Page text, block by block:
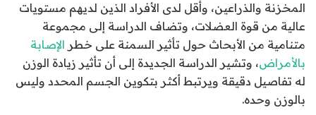
المخزنة والذراعين، وأقل لدى الأفراد الذين لديهم مستويات
عالية من قوة العضلات، وتضاف الدراسة إلى مجموعة
متنامية من الأبحاث حول تأثير السمنة على خطر الإصابة
بالأمراض، وتشير الدراسة الجديدة إلى أن تأثير زيادة الوزن
له تفاصيل دقيقة ويرتبط أكثر بتكوين الجسم المحدد وليس
بالوزن وحده.